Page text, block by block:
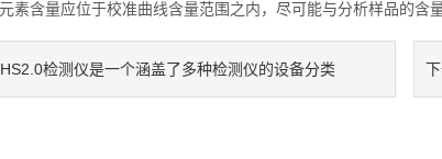
素含量应位于校准曲线含量范围之内，尽可能与分析样品的含量
检测仪是一个涵盖了多种检测仪的设备分类